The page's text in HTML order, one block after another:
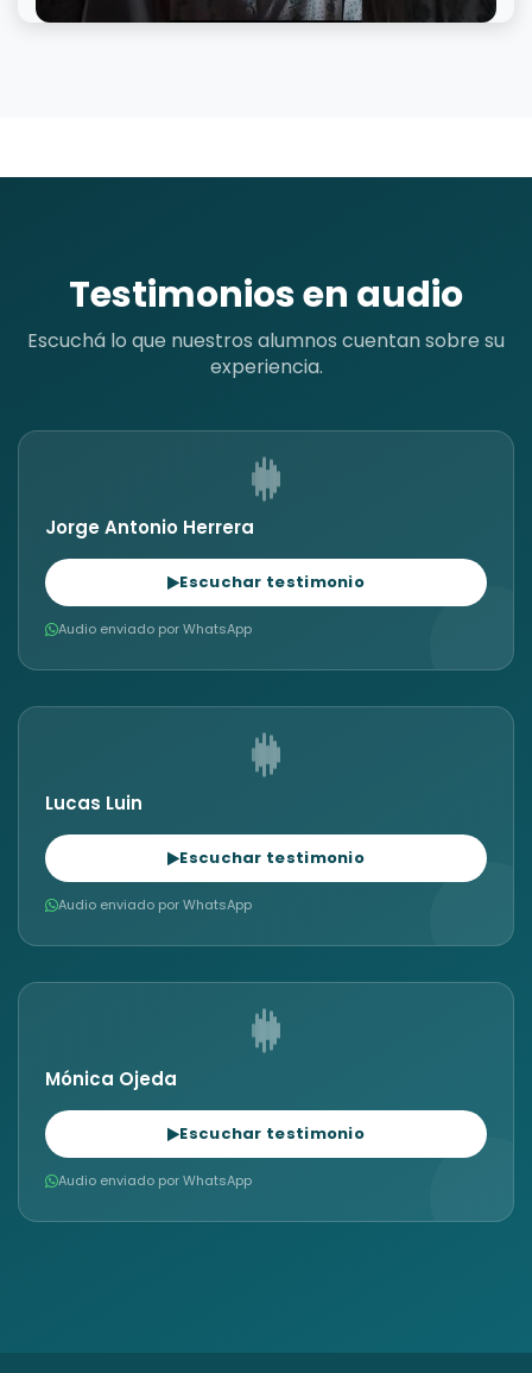
Testimonios en audio
Escuchá lo que nuestros alumnos cuentan sobre su
experiencia.
Jorge Antonio Herrera
Escuchar testimonio
Audio enviado por WhatsApp
Lucas Luin
Escuchar testimonio
Audio enviado por WhatsApp
Mónica Ojeda
Escuchar testimonio
Audio enviado por WhatsApp